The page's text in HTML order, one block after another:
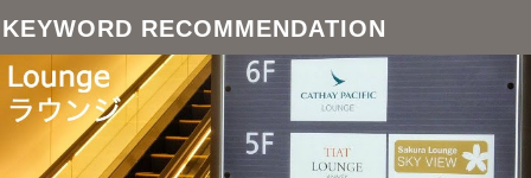
KEYWORD RECOMMENDATION